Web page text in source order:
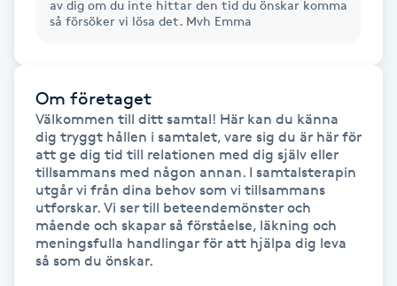
Healing
Herrklippning
HIFU
Hollywood Peel
Hot Stone Massage
Hot yoga
av dig om du inte hittar den tid du önskar komma
så försöker vi lösa det. Mvh Emma
Om företaget
Välkommen till ditt samtal! Här kan du känna
dig tryggt hållen i samtalet, vare sig du är här för
att ge dig tid till relationen med dig själv eller
tillsammans med någon annan. I samtalsterapin
utgår vi från dina behov som vi tillsammans
utforskar. Vi ser till beteendemönster och
mående och skapar så förståelse, läkning och
meningsfulla handlingar för att hjälpa dig leva
så som du önskar.